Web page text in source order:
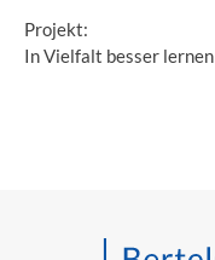
Projekt:
In Vielfalt besser lernen